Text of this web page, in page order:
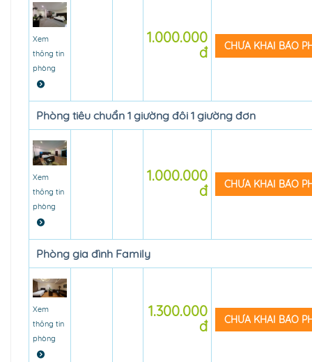
Xem
thông tin
phòng
1.000.000
đ
CHƯA KHAI BÁO
Phòng tiêu chuẩn 1 giường đôi 1 giường đơn
Xem
thông tin
phòng
1.000.000
đ
CHƯA KHAI BÁO
Phòng gia đình Family
Xem
thông tin
phòng
1.300.000
đ
CHƯA KHAI BÁO